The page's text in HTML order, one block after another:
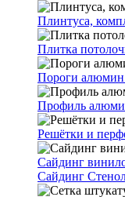
Плинтуса,
Плитка
Пороги
Профиль
Решётки и
Сайдинг
Сайдинг